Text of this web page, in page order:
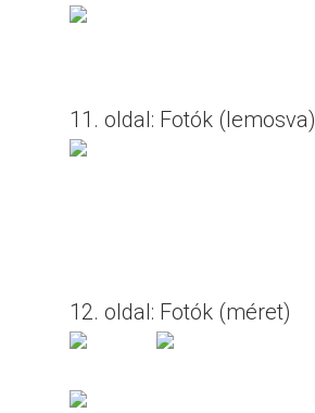
11. oldal: Fotók (lemosva)
12. oldal: Fotók (méret)